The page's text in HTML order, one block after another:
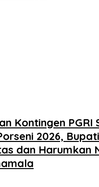
Kontingen PGRI
2026,
dan Harumkan